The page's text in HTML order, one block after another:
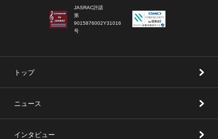
JASRAC許諾
第
9015876002Y31016
号
トップ
ニュース
インタビュー